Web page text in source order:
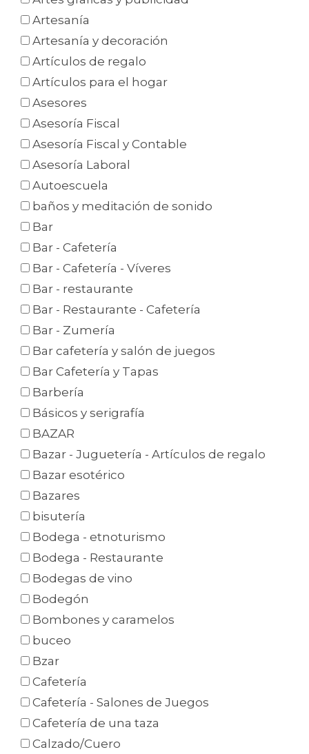
Artesanía
Artesanía y decoración
Artículos de regalo
Artículos para el hogar
Asesores
Asesoría Fiscal
Asesoría Fiscal y Contable
Asesoría Laboral
Autoescuela
baños y meditación de sonido
Bar
Bar - Cafetería
Bar - Cafetería - Víveres
Bar - restaurante
Bar - Restaurante - Cafetería
Bar - Zumería
Bar cafetería y salón de juegos
Bar Cafetería y Tapas
Barbería
Básicos y serigrafía
BAZAR
Bazar - Juguetería - Artículos de regalo
Bazar esotérico
Bazares
bisutería
Bodega - etnoturismo
Bodega - Restaurante
Bodegas de vino
Bodegón
Bombones y caramelos
buceo
Bzar
Cafetería
Cafetería - Salones de Juegos
Cafetería de una taza
Calzado/Cuero